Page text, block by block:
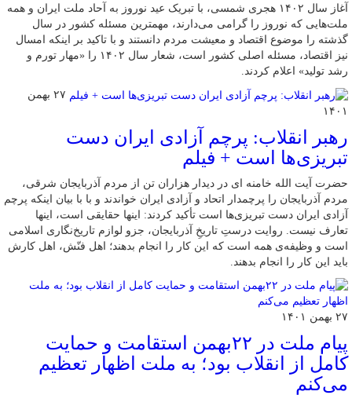
آغاز سال ۱۴۰۲ هجری شمسی، با تبریک عید نوروز به آحاد ملت ایران و همه
ملت‌هایی که نوروز را گرامی می‌دارند، مهمترین مسئله کشور در سال
گذشته را موضوع اقتصاد و معیشت مردم دانستند و با تاکید بر اینکه امسال
نیز اقتصاد، مسئله اصلی کشور است، شعار سال ۱۴۰۲ را «مهار تورم و
رشد تولید» اعلام کردند.
۲۷ بهمن
۱۴۰۱
رهبر انقلاب: پرچم آزادی ایران دست
تبریزی‌ها است + فیلم
حضرت آیت الله خامنه ای در دیدار هزاران تن از مردم آذربایجان شرقی،
مردم آذربایجان را پرچمدار اتحاد و آزادی ایران خواندند و با با بیان اینکه پرچم
آزادی ایران دست تبریزی‌ها است تأکید کردند: اینها حقایقی است، اینها
تعارف نیست. روایت درستِ تاریخِ آذربایجان، جزو لوازم تاریخ‌نگاری اسلامی
است و وظیفه‌ی همه است که این کار را انجام بدهند؛ اهل فنّش، اهل کارش
باید این کار را انجام بدهند.
۲۷ بهمن ۱۴۰۱
پیام ملت در ۲۲بهمن استقامت و حمایت
کامل از انقلاب بود؛ به ملت اظهار تعظیم
می‌کنم